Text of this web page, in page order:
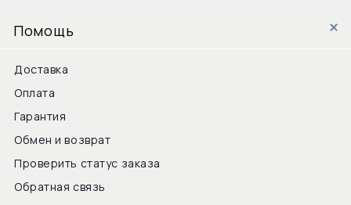
Помощь
Доставка
Оплата
Гарантия
Обмен и возврат
Проверить статус заказа
Обратная связь